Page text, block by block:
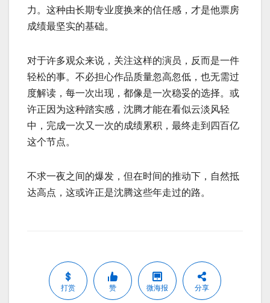
力。这种由长期专业度换来的信任感，才是他票房
成绩最坚实的基础。
对于许多观众来说，关注这样的演员，反而是一件
轻松的事。不必担心作品质量忽高忽低，也无需过
度解读，每一次出现，都像是一次稳妥的选择。或
许正因为这种踏实感，沈腾才能在看似云淡风轻
中，完成一次又一次的成绩累积，最终走到四百亿
这个节点。
不求一夜之间的爆发，但在时间的推动下，自然抵
达高点，这或许正是沈腾这些年走过的路。
打赏 赞 微海报 分享